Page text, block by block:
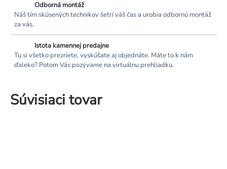
Odborná montáž
Náš tím skúsených technikov šetrí váš čas a urobia odbornú montáž
za vás.
Istota kamennej predajne
Tu si všetko prezriete, vyskúšate aj objednáte. Máte to k nám
ďaleko? Potom Vás pozývame na virtuálnu prehliadku.
Súvisiaci tovar